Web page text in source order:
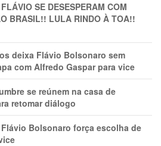
SE DESESPERAM COM
BRASIL!! LULA RINDO À TOA!!
deixa Flávio Bolsonaro sem
com Alfredo Gaspar para vice
se reúnem na casa de
retomar diálogo
Flávio Bolsonaro força escolha de